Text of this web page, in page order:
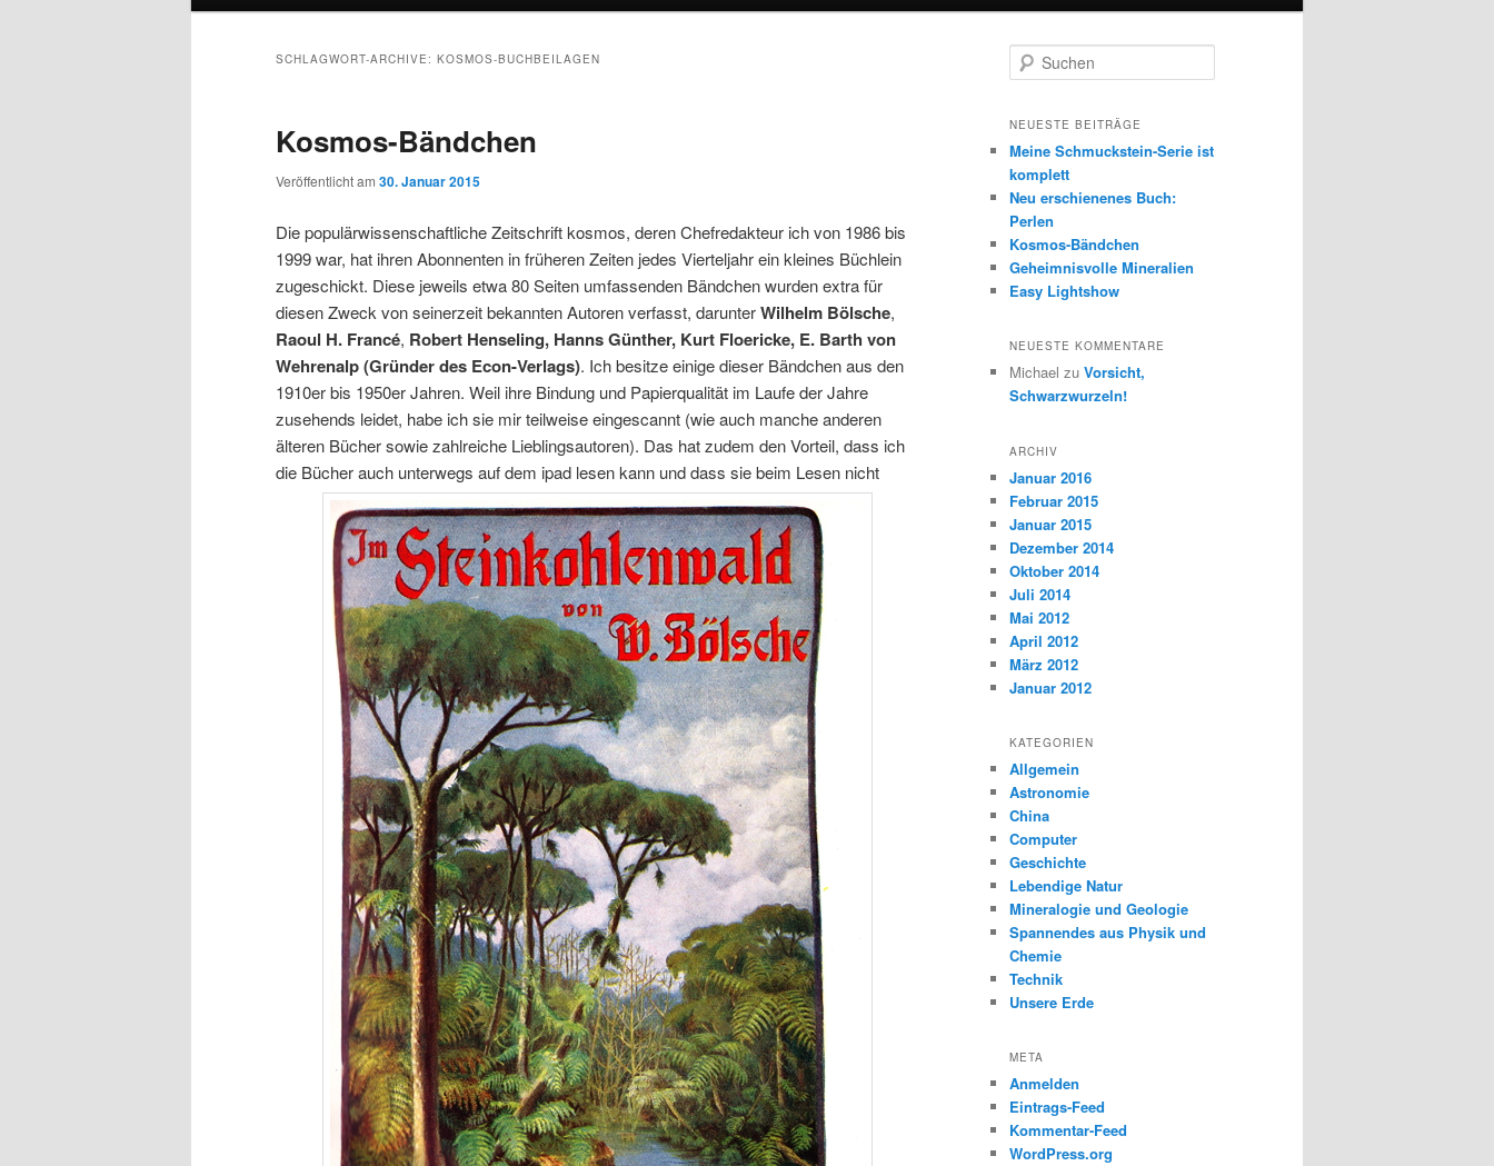
SCHLAGWORT-ARCHIVE: KOSMOS-BUCHBEILAGEN
Kosmos-Bändchen
Veröffentlicht am 30. Januar 2015
Die populärwissenschaftliche Zeitschrift kosmos, deren Chefredakteur ich von 1986 bis
1999 war, hat ihren Abonnenten in früheren Zeiten jedes Vierteljahr ein kleines Büchlein
zugeschickt. Diese jeweils etwa 80 Seiten umfassenden Bändchen wurden extra für
diesen Zweck von seinerzeit bekannten Autoren verfasst, darunterWilhelm Bölsche,
Raoul H. Francé, Robert Henseling, Hanns Günther, Kurt Floericke, E. Barth von
Wehrenalp (Gründer des Econ-Verlags). Ich besitze einige dieser Bändchen aus den
1910er bis 1950er Jahren. Weil ihre Bindung und Papierqualität im Laufe der Jahre
zusehends leidet, habe ich sie mir teilweise eingescannt (wie auch manche anderen
älteren Bücher sowie zahlreiche Lieblingsautoren). Das hat zudem den Vorteil, dass ich
die Bücher auch unterwegs auf dem ipad lesen kann und dass sie beim Lesen nicht
u
h
n
NEUESTE BEITRÄGE
Meine Schmuckstein-Serie ist
komplett
Neu erschienenes Buch:
Perlen
Kosmos-Bändchen
Geheimnisvolle Mineralien
Easy Lightshow
NEUESTE KOMMENTARE
Michael zu Vorsicht,
Schwarzwurzeln!
ARCHIV
Januar 2016
Februar 2015
Januar 2015
Dezember 2014
Oktober 2014
Juli 2014
Mai 2012
April 2012
März 2012
Januar 2012
KATEGORIEN
Allgemein
Astronomie
China
Computer
Geschichte
Lebendige Natur
Mineralogie und Geologie
Spannendes aus Physik und
Chemie
Technik
Unsere Erde
META
Anmelden
Eintrags-Feed
Kommentar-Feed
WordPress.org